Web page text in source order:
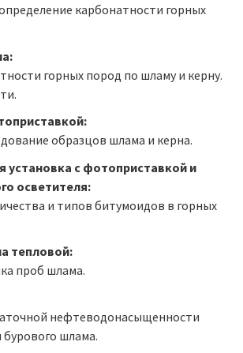
карбонатности горных
горных пород по шламу и керну.
образцов шлама и керна.
установка с фотоприставкой и
осветителя:
и типов битумоидов в горных
тепловой:
проб шлама.
нефтеводонасыщенности
шлама.